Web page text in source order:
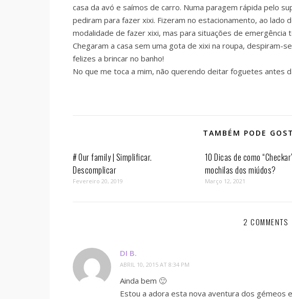
casa da avó e saímos de carro. Numa paragem rápida pelo
pediram para fazer xixi. Fizeram no estacionamento, ao lado
modalidade de fazer xixi, mas para situações de emergência
Chegaram a casa sem uma gota de xixi na roupa, despiram-
felizes a brincar no banho!
No que me toca a mim, não querendo deitar foguetes antes
TAMBÉM PODE
# Our family | Simplificar.
Descomplicar
Fevereiro 20, 2019
10 Dicas de como
mochilas dos miúdos?
Março 12, 2021
2 COMMENTS
DI B.
ABRIL 10, 2015 AT 8:34 PM
Ainda bem 🙂
Estou a adora esta nova aventura dos